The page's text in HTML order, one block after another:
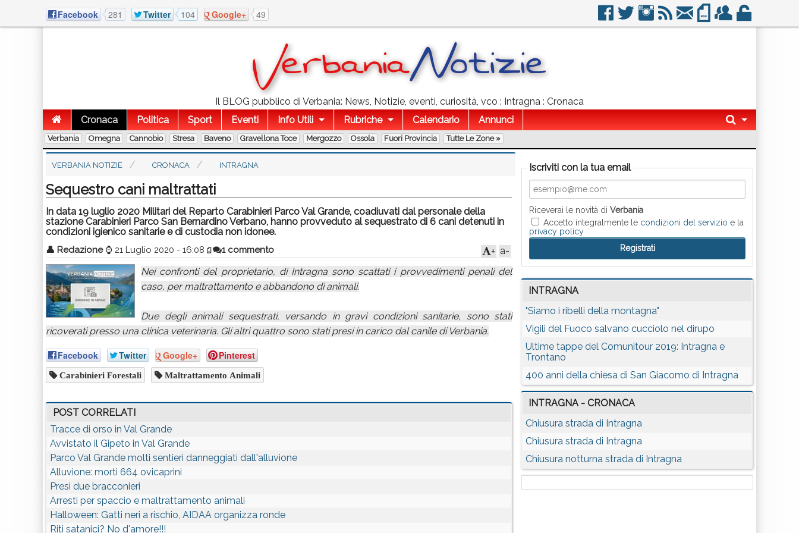
Facebook 281 Twitter 104 Google+ 49
Il BLOG pubblico di Verbania: News, Notizie, eventi, curiosità, vco : Intragna : Cronaca
Cronaca
Politica Sport Eventi Info Utili Rubriche Calendario Annunci
Verbania Omegna Cannobio Stresa Baveno Gravellona Toce Mergozzo Ossola Fuori Provincia Tutte Le Zone »
VERBANIA NOTIZIE CRONACA INTRAGNA
Sequestro cani maltrattati
In data 19 luglio 2020 Militari del Reparto Carabinieri Parco Val Grande, coadiuvati dal personale della
stazione Carabinieri Parco San Bernardino Verbano, hanno provveduto al sequestrato di 6 cani detenuti in
condizioni igienico sanitarie e di custodia non idonee.
👤 Redazione ⌚ 21 Luglio 2020 - 16:08 1 commento a-
+
Nei confronti del proprietario, di Intragna sono scattati i provvedimenti penali del
caso, per maltrattamento e abbandono di animali.
Due degli animali sequestrati, versando in gravi condizioni sanitarie, sono stati
ricoverati presso una clinica veterinaria. Gli altri quattro sono stati presi in carico dal canile di Verbania.
Facebook Twitter Google+ Pinterest
Carabinieri Forestali Maltrattamento Animali
POST CORRELATI
Tracce di orso in Val Grande
Avvistato il Gipeto in Val Grande
Parco Val Grande molti sentieri danneggiati dall'alluvione
Alluvione: morti 664 ovicaprini
Presi due bracconieri
Arresti per spaccio e maltrattamento animali
Halloween: Gatti neri a rischio, AIDAA organizza ronde
Riti satanici? No d'amore!!!
Iscriviti con la tua email
Riceverai le novità diVerbania
Accetto integralmente le condizioni del servizio e la
privacy policy
INTRAGNA
"Siamo i ribelli della montagna"
Vigili del Fuoco salvano cucciolo nel dirupo
Ultime tappe del Comunitour 2019: Intragna e
Trontano
400 anni della chiesa di San Giacomo di Intragna
INTRAGNA - CRONACA
Chiusura strada di Intragna
Chiusura strada di Intragna
Chiusura notturna strada di Intragna